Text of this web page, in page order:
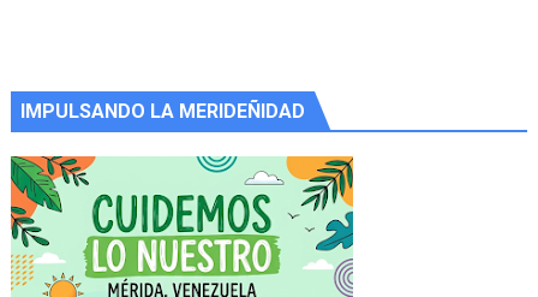
IMPULSANDO LA MERIDEÑIDAD